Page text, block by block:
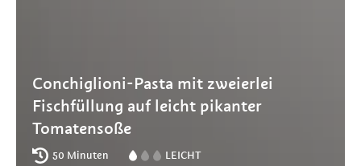
Conchiglioni-Pasta mit zweierlei
Fischfüllung auf leicht pikanter
Tomatensoße
50 Minuten LEICHT